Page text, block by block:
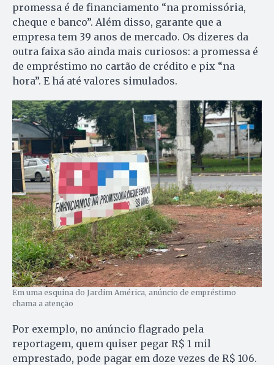
promessa é de financiamento “na promissória,
cheque e banco”. Além disso, garante que a
empresa tem 39 anos de mercado. Os dizeres da
outra faixa são ainda mais curiosos: a promessa é
de empréstimo no cartão de crédito e pix “na
hora”. E há até valores simulados.
Em uma esquina do Jardim América, anúncio de empréstimo
chama a atenção
Por exemplo, no anúncio flagrado pela
reportagem, quem quiser pegar R$ 1 mil
emprestado, pode pagar em doze vezes de R$ 106.